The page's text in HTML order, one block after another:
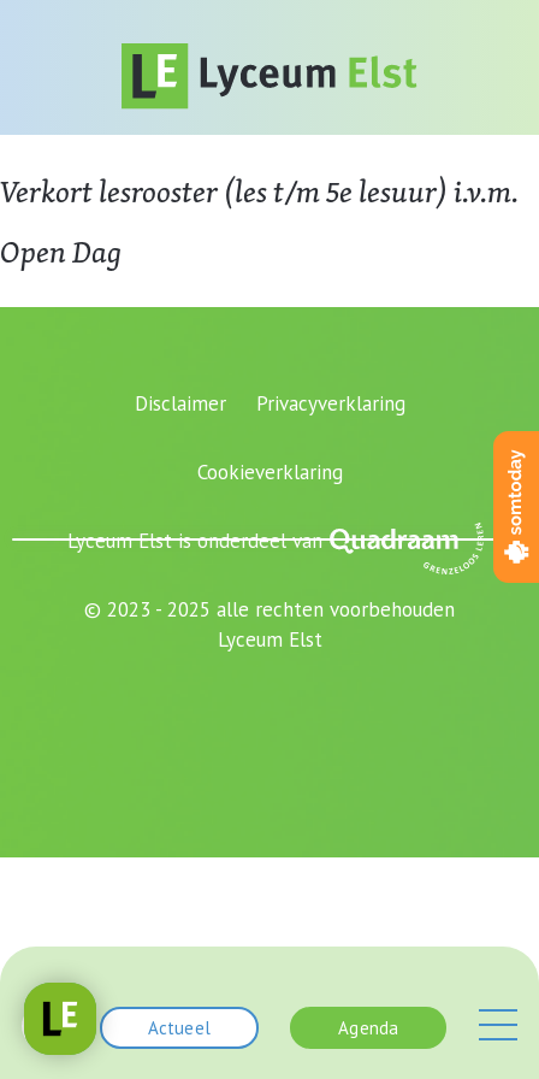
Actueel Agenda
Verkort lesrooster (les t/m 5e lesuur) i.v.m.
Open Dag
Disclaimer Privacyverklaring
Cookieverklaring
Lyceum Elst is onderdeel van
© 2023 - 2025 alle rechten voorbehouden
Lyceum Elst